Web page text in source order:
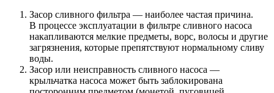
Засор сливного фильтра — наиболее частая причина.
В процессе эксплуатации в фильтре сливного насоса
накапливаются мелкие предметы, ворс, волосы и другие
загрязнения, которые препятствуют нормальному сливу
воды.
Засор или неисправность сливного насоса —
крыльчатка насоса может быть заблокирована